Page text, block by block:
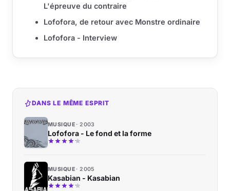
L'épreuve du contraire
Lofofora, de retour avec Monstre ordinaire
Lofofora - Interview
DANS LE MÊME ESPRIT
MUSIQUE 2003
Lofofora - Le fond et la forme
MUSIQUE 2005
Kasabian - Kasabian